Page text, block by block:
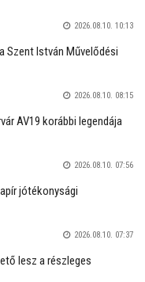
2026.08.10. 10:13
Szent István Művelődési
2026.08.10. 08:15
AV19 korábbi legendája
2026.08.10. 07:56
jótékonysági
2026.08.10. 07:37
lesz a részleges